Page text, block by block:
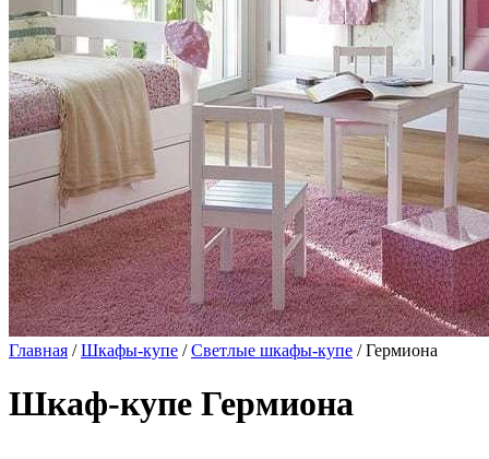
Главная /Шкафы-купе /Светлые шкафы-купе / Гермиона
Шкаф-купе Гермиона